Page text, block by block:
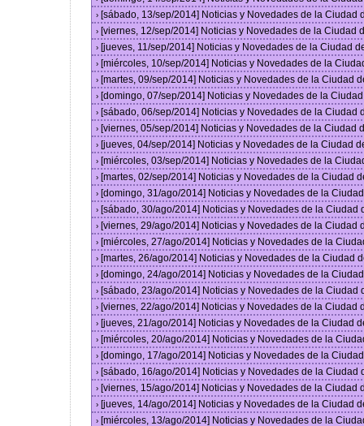
› [sábado, 13/sep/2014] Noticias y Novedades de la Ciudad
› [viernes, 12/sep/2014] Noticias y Novedades de la Ciudad
› [jueves, 11/sep/2014] Noticias y Novedades de la Ciudad
› [miércoles, 10/sep/2014] Noticias y Novedades de la
› [martes, 09/sep/2014] Noticias y Novedades de la Ciudad
› [domingo, 07/sep/2014] Noticias y Novedades de la
› [sábado, 06/sep/2014] Noticias y Novedades de la Ciudad
› [viernes, 05/sep/2014] Noticias y Novedades de la Ciudad
› [jueves, 04/sep/2014] Noticias y Novedades de la Ciudad
› [miércoles, 03/sep/2014] Noticias y Novedades de la
› [martes, 02/sep/2014] Noticias y Novedades de la Ciudad
› [domingo, 31/ago/2014] Noticias y Novedades de la
› [sábado, 30/ago/2014] Noticias y Novedades de la Ciudad
› [viernes, 29/ago/2014] Noticias y Novedades de la Ciudad
› [miércoles, 27/ago/2014] Noticias y Novedades de la
› [martes, 26/ago/2014] Noticias y Novedades de la Ciudad
› [domingo, 24/ago/2014] Noticias y Novedades de la
› [sábado, 23/ago/2014] Noticias y Novedades de la Ciudad
› [viernes, 22/ago/2014] Noticias y Novedades de la Ciudad
› [jueves, 21/ago/2014] Noticias y Novedades de la Ciudad
› [miércoles, 20/ago/2014] Noticias y Novedades de la
› [domingo, 17/ago/2014] Noticias y Novedades de la
› [sábado, 16/ago/2014] Noticias y Novedades de la Ciudad
› [viernes, 15/ago/2014] Noticias y Novedades de la Ciudad
› [jueves, 14/ago/2014] Noticias y Novedades de la Ciudad
› [miércoles, 13/ago/2014] Noticias y Novedades de la